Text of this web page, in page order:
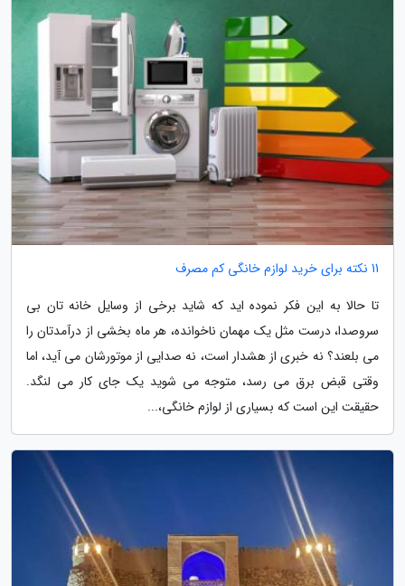
11 نکته برای خرید لوازم خانگی کم مصرف
تا حالا به این فکر نموده اید که شاید برخی از وسایل خانه تان بی
سروصدا، درست مثل یک مهمان ناخوانده، هر ماه بخشی از درآمدتان را
می بلعند؟ نه خبری از هشدار است، نه صدایی از موتورشان می آید، اما
وقتی قبض برق می رسد، متوجه می شوید یک جای کار می لنگد.
حقیقت این است که بسیاری از لوازم خانگی،...